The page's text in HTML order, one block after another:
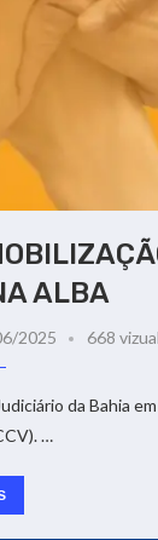
ALBA
2025 668
da Bahia
…